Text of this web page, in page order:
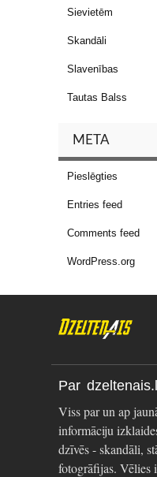
Sievietēm
Skandāli
Slavenības
Tautas Balss
META
Pieslēgties
Entries feed
Comments feed
WordPress.org
Par
Viss par un ap
informāciju
dzīvēs - skandāli,
fotogrāfijas. Vēlies